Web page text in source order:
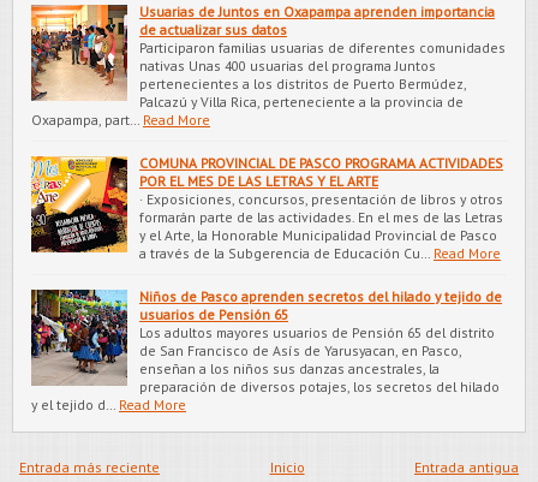
Usuarias de Juntos en Oxapampa aprenden importancia
de actualizar sus datos
Participaron familias usuarias de diferentes comunidades
nativas Unas 400 usuarias del programa Juntos
pertenecientes a los distritos de Puerto Bermúdez,
Palcazú y Villa Rica, perteneciente a la provincia de
Oxapampa, part…
Read More
COMUNA PROVINCIAL DE PASCO PROGRAMA ACTIVIDADES
POR EL MES DE LAS LETRAS Y EL ARTE
· Exposiciones, concursos, presentación de libros y otros
formarán parte de las actividades. En el mes de las Letras
y el Arte, la Honorable Municipalidad Provincial de Pasco
a través de la Subgerencia de Educación Cu…
Read More
Niños de Pasco aprenden secretos del hilado y tejido de
usuarios de Pensión 65
Los adultos mayores usuarios de Pensión 65 del distrito
de San Francisco de Asís de Yarusyacan, en Pasco,
enseñan a los niños sus danzas ancestrales, la
preparación de diversos potajes, los secretos del hilado
y el tejido d…
Read More
Entrada más reciente Entrada antigua
Inicio